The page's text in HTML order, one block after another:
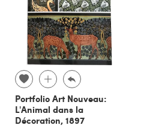
Portfolio Art Nouveau:
L'Animal dans la
Décoration, 1897